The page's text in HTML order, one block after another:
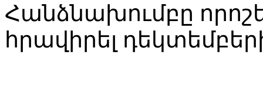
Հանձնախումբը
հրավիրել